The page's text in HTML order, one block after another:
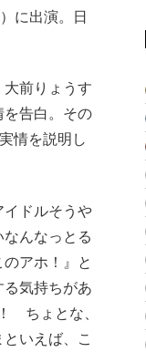
に出演。日
前りょうす
を告白。その
情を説明し
イドルそうや
んなっとる
アホ！』と
気持ちがあ
ちょとな、
いえば、こ